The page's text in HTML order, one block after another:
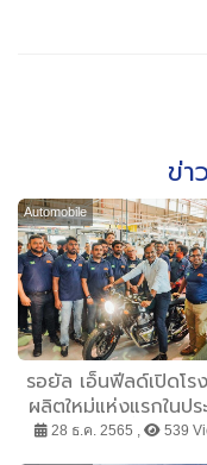
ข่า
Automobile
รอยัล เอ็นฟีลด์เปิดโร
ผลิตใหม่แห่งแรกในปร
บราซิล ตอกย้ำความมุ่
28 ธ.ค. 2565 , 539